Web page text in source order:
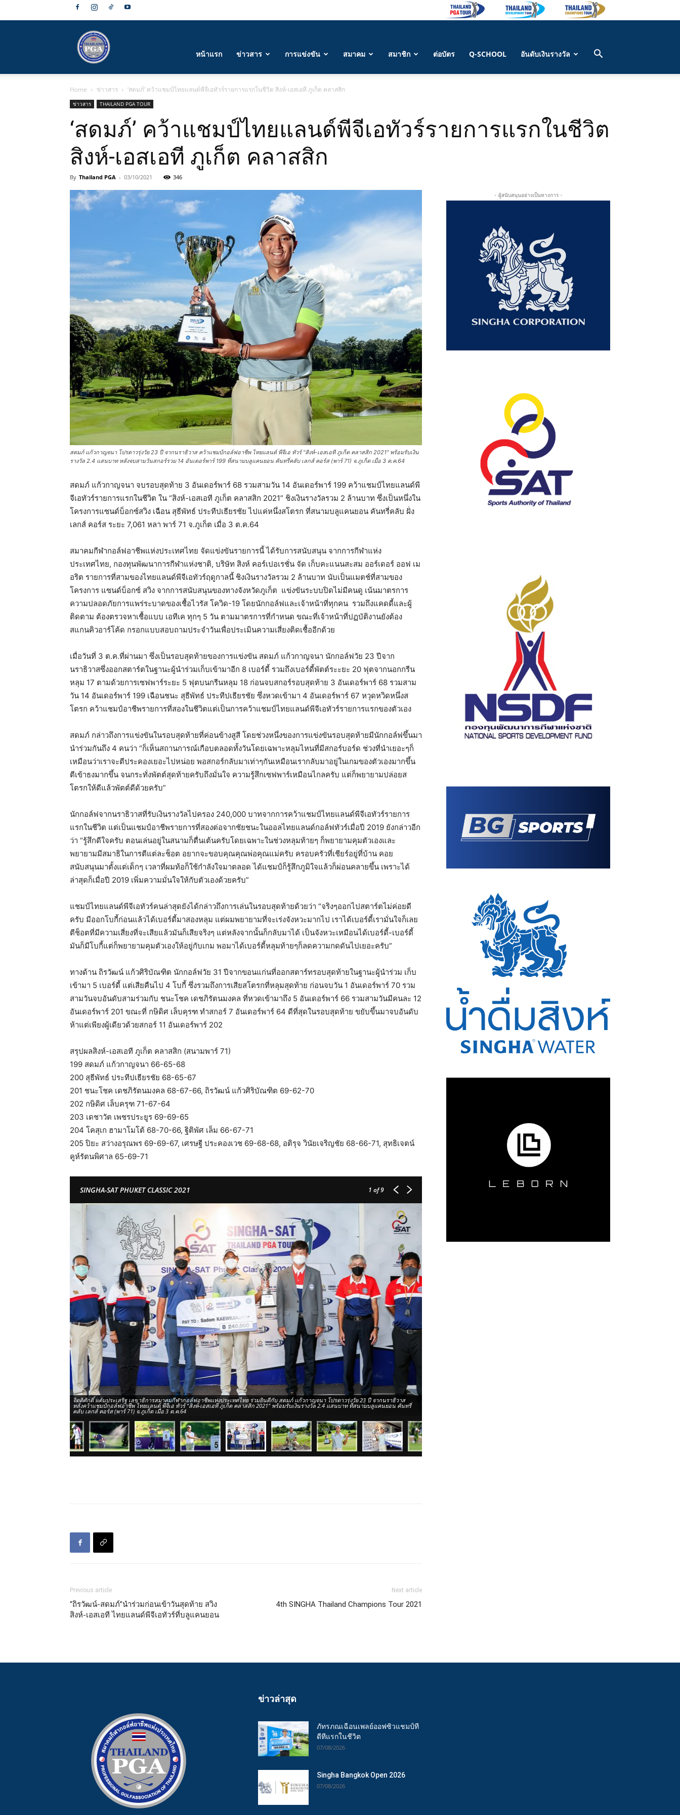
กีฬา
กอล์ฟ
อาชีพ
แห่ง
หน้าแรก ข่าวสาร การแข่งขัน สมาคม สมาชิก ต่อบัตร Q-SCHOOL อันดับเงินรางวัล
Home ข่าวสาร ‘สดมภ์’ คว้าแชมป์ไทยแลนด์พีจีเอทัวร์รายการแรกในชีวิต สิงห์-เอสเอที ภูเก็ต คลาสสิก
ข่าวสาร THAILAND PGA TOUR
‘สดมภ์’ คว้าแชมป์ไทยแลนด์พีจีเอทัวร์รายการแรกในชีวิต
สิงห์-เอสเอที ภูเก็ต คลาสสิก
By Thailand PGA - 03/10/2021 346
สดมภ์ แก้วกาญจนา โปรดาวรุ่งวัย 23 ปี จากนราธิวาส คว้าแชมป์กอล์ฟอาชีพ ไทยแลนด์ พีจีเอ ทัวร์ "สิงห์-เอสเอที ภูเก็ต คลาสสิก 2021" พร้อมรับเงิน
รางวัล 2.4 แสนบาท หลังจบสามวันสกอร์รวม 14 อันเดอร์พาร์ 199 ที่สนามบลูแคนยอน คันทรี่คลับ เลกส์ คอร์ส (พาร์ 71) จ.ภูเก็ต เมื่อ 3 ต.ค.64
สดมภ์ แก้วกาญจนา จบรอบสุดท้าย 3 อันเดอร์พาร์​ 68 รวมสามวัน 14 อันเดอร์พาร์ 199 คว้าแชมป์ไทยแลนด์พี
จีเอทัวร์รายการแรกในชีวิต ใน “สิงห์-เอสเอที ภูเก็ต คลาสสิก 2021” ชิงเงินรางวัลรวม 2 ล้านบาท ซึ่งเป็นหนึ่งใน
โครงการแซนด์บ็อกซ์สวิง เฉือน สุธีพัทธ์ ​ประทีปเธียรชัย ไปแค่หนึ่งสโตรก ที่สนามบลูแคนยอน คันทรี่คลับ ฝั่ง
เลกส์ คอร์ส ระยะ 7,061 หลา พาร์ 71 จ.ภูเก็ต เมื่อ 3 ต.ค.64
สมาคมกีฬากอล์ฟอาชีพแห่งประเทศไทย จัดแข่งขันรายการนี้ ได้รับการสนับสนุน จากการกีฬาแห่ง
ประเทศไทย, กองทุนพัฒนาการกีฬาแห่งชาติ, บริษัท สิงห์ คอร์เปอเรชั่น จัด เก็บคะแนนสะสม ออร์เดอร์ ออฟ เม
อริต รายการที่สามของไทยแลนด์พีจีเอทัวร์ฤดูกาลนี้ ชิงเงินรางวัลรวม 2 ล้านบาท นับเป็นแมตช์ที่สามของ
โครงการ แซนด์บ็อกซ์ สวิง จากการสนับสนุนของทางจังหวัดภูเก็ต แข่งขันระบบปิดไม่มีคนดู เน้นมาตรการ
ความปลอดภัยการแพร่ระบาดของเชื้อไวรัส โควิด-19 โดยนักกอล์ฟและเจ้าหน้าที่ทุกคน รวมถึงแคดดี้และผู้
ติดตาม ต้องตรวจหาเชื้อแบบ เอทีเค ทุกๆ 5 วัน ตามมาตรการที่กำหนด ขณะที่เจ้าหน้าที่ปฏบัติงานยังต้อง
สแกนคิวอาร์โค้ด กรอกแบบสอบถามประจำวันเพื่อประเมินความเสี่ยงติดเชื้ออีกด้วย
เมื่อวันที่ 3 ต.ค.ที่ผ่านมา ซึ่งเป็นรอบสุดท้ายของการแข่งขัน สดมภ์ แก้วกาญจนา นักกอล์ฟวัย 23 ปีจาก
นราธิวาสซึ่งออกสตาร์ตในฐานะผู้นำร่วมเก็บเข้ามาอีก 8 เบอร์ดี้ รวมถึงเบอร์ดี้พัตต์ระะยะ 20 ฟุตจากนอกกรีน
หลุม 17 ตามด้วยการเซฟพาร์ระยะ 5 ฟุตบนกรีนหลุม 18 ก่อนจบสกอร์รอบสุดท้าย 3 อันเดอร์พาร์ 68 รวมสาม
วัน 14 อันเดอร์พาร์ 199 เฉือนชนะ สุธีพัทธ์ ประทีปเธียรชัย ซึ่งหวดเข้ามา 4 อันเดอร์พาร์ 67 หวุดหวิดหนึ่งส
โตรก คว้าแชมป์อาชีพรายการที่สองในชีวิตแต่เป็นการคว้าแชมป์ไทยแลนด์พีจีเอทัวร์รายการแรกของตัวเอง
สดมภ์ กล่าวถึงการแข่งขันในรอบสุดท้ายที่ค่อนข้างสูสี โดยช่วงหนึ่งของการแข่งขันรอบสุดท้ายมีนักกอล์ฟขึ้นมา
นำร่วมกันถึง 4 คนว่า “ก็เห็นสถานการณ์เกือบตลอดทั้งวันโดยเฉพาะหลุมไหนที่มีสกอร์บอร์ด ช่วงที่นำเยอะๆก็
เหมือนว่าเราจะตีประคองเยอะไปหน่อย พอสกอร์กลับมาเท่าๆกันเหมือนเรากลับมาอยู่ในเกมของตัวเองมากขึ้น
ตีเข้าธงมากขึ้น จนกระทั่งพัตต์สุดท้ายครับถึงมั่นใจ ความรู้สึกเซฟพาร์เหมือนไกลครับ แต่ก็พยายามปล่อยส
โตรกให้ดีแล้วพัตต์ดีด้วยครับ”
นักกอล์ฟจากนราธิวาสที่รับเงินรางวัลไปครอง 240,000 บาทจากการคว้าแชมป์ไทยแลนด์พีจีเอทัวร์รายการ
แรกในชีวิต แต่เป็นแชมป์อาชีพรายการที่สองต่อจากชัยชนะในออลไทยแลนด์กอล์ฟทัวร์เมื่อปี 2019 ยังกล่าวอีก
ว่า “รู้สึกดีใจครับ ตอนเล่นอยู่ในสนามก็ตื่นเต้นครับโดยเฉพาะในช่วงหลุมท้ายๆ ก็พยายามคุมตัวเองและ
พยายามมีสมาธิในการตีแต่ละช็อต อยากจะขอบคุณคุณพ่อคุณแม่ครับ ครอบครัวที่เชียร์อยู่ที่บ้าน คอย
สนับสนุนมาตั้งแต่เด็กๆ เวลาที่ผมท้อก็ใช้กำลังใจมาตลอด ได้แชมป์ก็รู้สึกภูมิใจแล้วก็ผ่อนคลายขึ้น เพราะได้
ล่าสุดก็เมื่อปี 2019 เพิ่มความมั่นใจให้กับตัวเองด้วยครับ”
แชมป์ไทยแลนด์พีจีเอทัวร์คนล่าสุดยังได้กล่าวถึงการเล่นในรอบสุดท้ายด้วยว่า “จริงๆออกไปสตาร์ตไม่ค่อยดี
ครับ มีออกโบกี้ก่อนแล้วได้เบอร์ดี้มาสองหลุม แต่ผมพยายามที่จะเร่งจังหวะมากไป เราได้เบอร์ดี้เรามั่นใจก็เลย
ตีช็อตที่มีความเสี่ยงที่จะเสียแล้วมันก็เสียจริงๆ แต่หลังจากนั้นก็กลับมาได้ เป็นจังหวะเหมือนได้เบอร์ดี้-เบอร์ดี้
มันก็มีโบกี้แต่ก็พยายามคุมตัวเองให้อยู่กับเกม พอมาได้เบอร์ดี้หลุมท้ายๆก็ลดความกดดันไปเยอะครับ”
ทางด้าน ถิรวัฒน์ แก้วศิริบัณฑิต นักกอล์ฟวัย 31 ปีจากขอนแก่นที่ออกสตาร์ทรอบสุดท้ายในฐานะผู้นำร่วม เก็บ
เข้ามา 5 เบอร์ดี้ แต่เสียคืนไป 4 โบกี้ ซึ่งรวมถึงการเสียสโตรกที่หลุมสุดท้าย ก่อนจบวัน 1 อันเดอร์พาร์ 70 รวม
สามวันจบอันดับสามร่วมกับ ชนะโชค เดชภิรัตนมงคล ที่หวดเข้ามาถึง 5 อันเดอร์พาร์ 66 รวมสามวันมีคนละ 12
อันเดอร์พาร์ 201 ขณะที่ กษิดิศ เล็บคุรฑ ทำสกอร์ 7 อันเดอร์พาร์ 64 ดีที่สุดในรอบสุดท้าย ขยับขึ้นมาจบอันดับ
ห้าแต่เพียงผู้เดียวด้วยสกอร์ 11 อันเดอร์พาร์ 202
สรุปผลสิงห์-เอสเอที ภูเก็ต คลาสสิก (สนามพาร์ 71)
199 สดมภ์ แก้วกาญจนา 66-65-68
200 สุธีพัทธ์ ประทีปเธียรชัย 68-65-67
201 ชนะโชค เดชภิรัตนมงคล 68-67-66, ถิรวัฒน์ แก้วศิริบัณฑิต 69-62-70
202 กษิดิศ เล็บครุฑ 71-67-64
203 เดชาวัต เพชรประยูร 69-69-65
204 โคสุเก ฮามาโมโต้ 68-70-66, ฐิติพัศ เล็ม 66-67-71
205 ปิยะ สว่างอรุณพร 69-69-67, เศรษฐี ประคองเวช 69-68-68, อติรุจ วินัยเจริญชัย 68-66-71, สุทธิเจตน์
คูห์รัตนพิศาล 65-69-71
SINGHA-SAT PHUKET CLASSIC 2021 1 of 9
จิตติศักดิ์ แต้มประเสริฐ เลขาธิการสมาคมกีฬากอล์ฟอาชีพแห่งประเทศไทย ร่วมยินดีกับ สดมภ์ แก้วกาญจนา โปรดาวรุ่งวัย 23 ปี จากนราธิวาส
หลังคว้าแชมป์กอล์ฟอาชีพ ไทยแลนด์ พีจีเอ ทัวร์ "สิงห์-เอสเอที ภูเก็ต คลาสสิก 2021" พร้อมรับเงินรางวัล 2.4 แสนบาท ที่สนามบลูแคนยอน คันทรี่
คลับ เลกส์ คอร์ส (พาร์ 71) จ.ภูเก็ต เมื่อ 3 ต.ค.64
Previous article
“ถิรวัฒน์-สดมภ์”นำร่วมก่อนเข้าวันสุดท้าย สวิง
สิงห์-เอสเอที ไทยแลนด์พีจีเอทัวร์ที่บลูแคนยอน
Next article
4th SINGHA Thailand Champions Tour 2021
- ผู้สนับสนุนอย่างเป็นทางการ -
ข่าวล่าสุด
ภัทรภณเฉือนเพลย์ออฟซิวแชมป์ที
ดีทีแรกในชีวิต
07/08/2026
Singha Bangkok Open 2026
07/08/2026